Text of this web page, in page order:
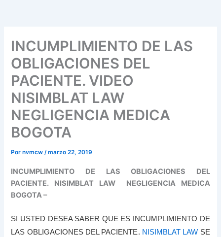
INCUMPLIMIENTO DE LAS
OBLIGACIONES DEL
PACIENTE. VIDEO
NISIMBLAT LAW
NEGLIGENCIA MEDICA
BOGOTA
Pornvmcw/marzo 22, 2019
INCUMPLIMIENTO DE LAS OBLIGACIONES DEL
PACIENTE. NISIMBLAT LAW NEGLIGENCIA MEDICA
BOGOTA –
SI USTED DESEA SABER QUE ES INCUMPLIMIENTO DE
LAS OBLIGACIONES DEL PACIENTE. NISIMBLAT LAW SE